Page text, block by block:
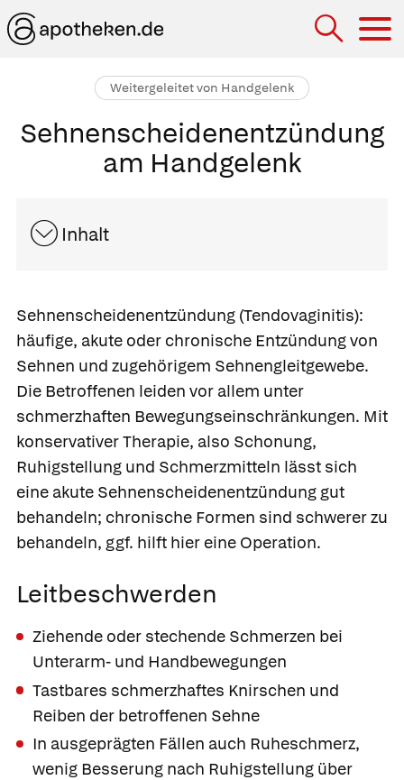
Weitergeleitet von Handgelenk
Sehnenscheidenentzündung
am Handgelenk
Inhalt
Sehnenscheidenentzündung (Tendovaginitis):
häufige, akute oder chronische Entzündung von
Sehnen und zugehörigem Sehnengleitgewebe.
Die Betroffenen leiden vor allem unter
schmerzhaften Bewegungseinschränkungen. Mit
konservativer Therapie, also Schonung,
Ruhigstellung und Schmerzmitteln lässt sich
eine akute Sehnenscheidenentzündung gut
behandeln; chronische Formen sind schwerer zu
behandeln, ggf. hilft hier eine Operation.
Leitbeschwerden
Ziehende oder stechende Schmerzen bei
Unterarm- und Handbewegungen
Tastbares schmerzhaftes Knirschen und
Reiben der betroffenen Sehne
In ausgeprägten Fällen auch Ruheschmerz,
wenig Besserung nach Ruhigstellung über